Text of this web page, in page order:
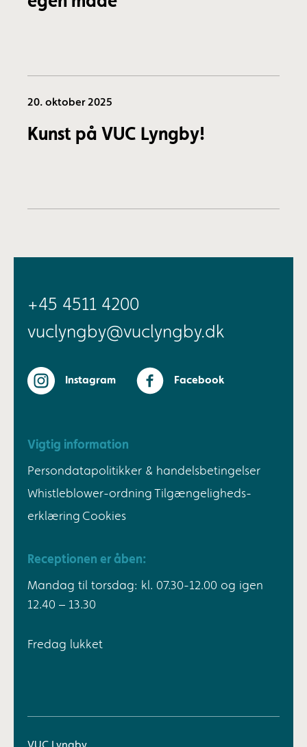
20. oktober 2025
Kunst på VUC Lyngby!
+45 4511 4200
vuclyngby@vuclyngby.dk
Instagram Facebook
Vigtig information
Persondatapolitikker & handelsbetingelser
Whistleblower-ordning Tilgængeligheds-
erklæring Cookies
Receptionen er åben:
Mandag til torsdag: kl. 07.30-12.00 og igen
12.40 – 13.30
Fredag lukket